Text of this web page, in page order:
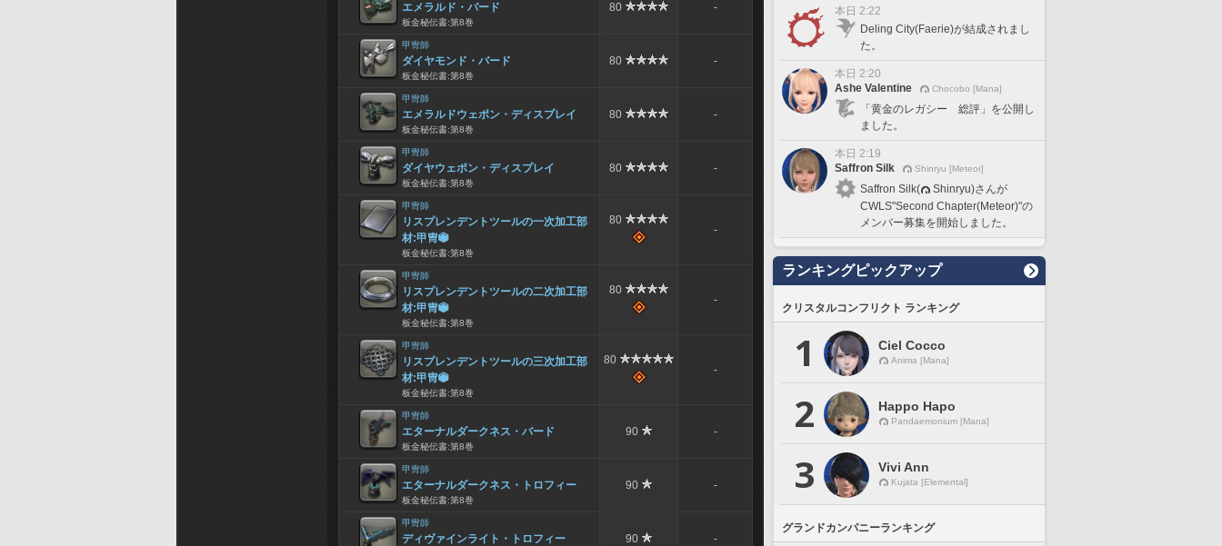
エメラルド・バード
板金秘伝書:第8巻
80 -
甲冑師
ダイヤモンド・バード
板金秘伝書:第8巻
80 -
甲冑師
エメラルドウェポン・ディスプレイ
板金秘伝書:第8巻
80 -
甲冑師
ダイヤウェポン・ディスプレイ
板金秘伝書:第8巻
80 -
甲冑師
リスプレンデントツールの一次加工部
材:甲冑
板金秘伝書:第8巻
80
-
甲冑師
リスプレンデントツールの二次加工部
材:甲冑
板金秘伝書:第8巻
80
-
甲冑師
リスプレンデントツールの三次加工部
材:甲冑
板金秘伝書:第8巻
80
-
甲冑師
エターナルダークネス・バード
板金秘伝書:第8巻
90 -
甲冑師
エターナルダークネス・トロフィー
板金秘伝書:第8巻
90 -
甲冑師
ディヴァインライト・トロフィー 90 -
本日 2:22
Deling City(Faerie)が結成されまし
た。
本日 2:20
Ashe Valentine
Chocobo [Mana]
「黄金のレガシー 総評」を公開し
ました。
本日 2:19
Saffron Silk
Shinryu [Meteor]
Saffron Silk(
Shinryu)さんが
CWLS"Second Chapter(Meteor)"の
メンバー募集を開始しました。
ランキングピックアップ
クリスタルコンフリクト ランキング
1 Ciel Cocco
Anima [Mana]
2 Happo Hapo
Pandaemonium [Mana]
3 Vivi Ann
Kujata [Elemental]
グランドカンパニーランキング